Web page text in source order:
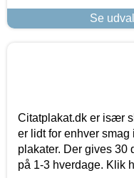
Se
Citatplakat.dk er især
er lidt for enhver
plakater. Der gives 30
på 1-3 hverdage. Klik